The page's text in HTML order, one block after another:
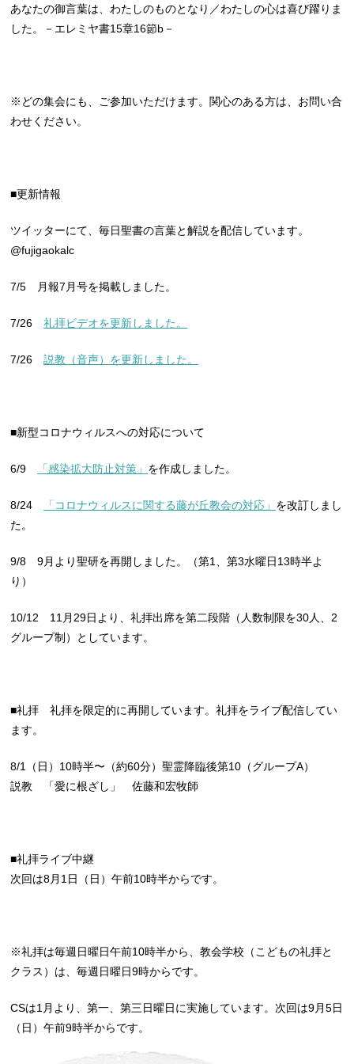
あなたの御言葉は、わたしのものとなり／わたしの心は喜び躍りま
した。－エレミヤ書15章16節b－
※どの集会にも、ご参加いただけます。関心のある方は、お問い合
わせください。
■更新情報
ツイッターにて、毎日聖書の言葉と解説を配信しています。
@fujigaokalc
7/5 月報7月号を掲載しました。
7/26礼拝ビデオを更新しました。
7/26説教（音声）を更新しました。
■新型コロナウィルスへの対応について
6/9 「感染拡大防止対策」 を作成しました。
8/24 「コロナウィルスに関する藤が丘教会の対応」 を改訂しまし
た。
9/8 9月より聖研を再開しました。（第1、第3水曜日13時半よ
り）
10/12 11月29日より、礼拝出席を第二段階（人数制限を30人、2
グループ制）としています。
■礼拝 礼拝を限定的に再開しています。礼拝をライブ配信してい
ます。
8/1（日）10時半〜（約60分）聖霊降臨後第10（グループA）
説教 「愛に根ざし」 佐藤和宏牧師
■礼拝ライブ中継
次回は8月1日（日）午前10時半からです。
※礼拝は毎週日曜日午前10時半から、教会学校（こどもの礼拝と
クラス）は、毎週日曜日9時からです。
CSは1月より、第一、第三日曜日に実施しています。次回は9月5日
（日）午前9時半からです。